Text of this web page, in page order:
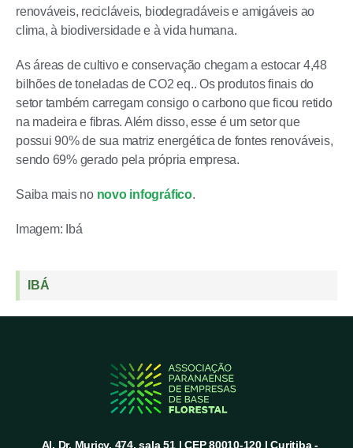
renováveis, recicláveis, biodegradáveis e amigáveis ao
clima, à biodiversidade e à vida humana.
As áreas de cultivo e conservação chegam a estocar 4,48
bilhões de toneladas de CO2 eq.. Os produtos finais do
setor também carregam consigo o carbono que ficou retido
na madeira e fibras. Além disso, esse é um setor que
possui 90% de sua matriz energética de fontes renováveis,
sendo 69% gerado pela própria empresa.
Saiba mais no novo infográfico.
Imagem: Ibá
IBÁ
Al. Dr. Muricy, 474, sala 51 | CEP 80010-120 | Curitiba -